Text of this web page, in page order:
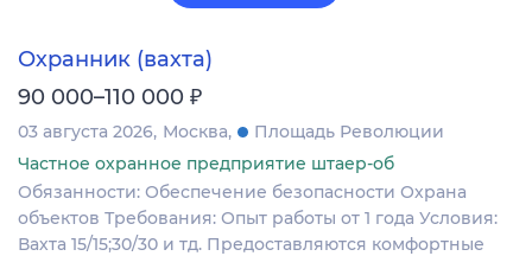
Охранник (вахта)
90 000–110 000 ₽
03 августа 2026 Москва
Площадь Революции
Частное охранное предприятие штаер-об
Обязанности: Обеспечение безопасности Охрана
объектов Требования: Опыт работы от 1 года Условия:
Вахта 15/15;30/30 и тд. Предоставляются комфортные